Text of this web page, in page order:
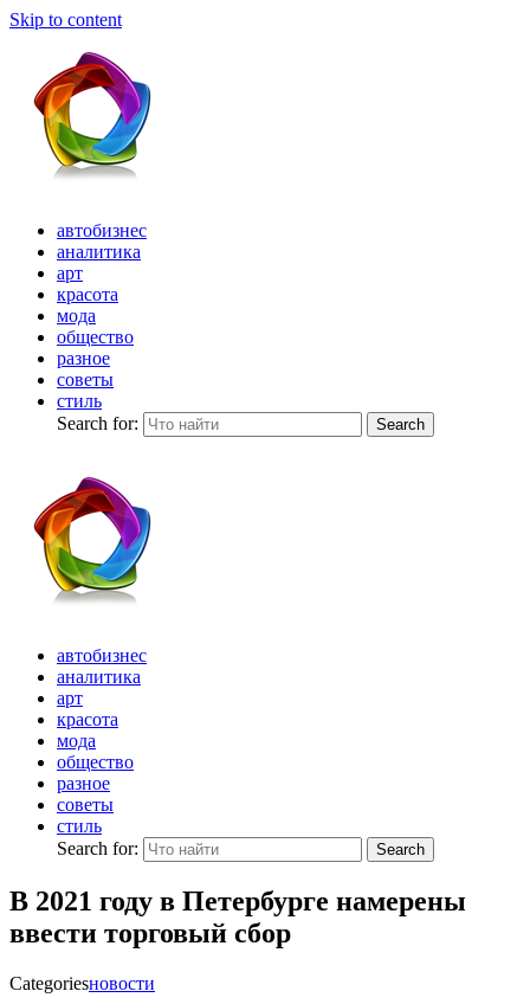
Skip to content
автобизнес
аналитика
арт
красота
мода
общество
разное
советы
стиль
Search for:
Search
автобизнес
аналитика
арт
красота
мода
общество
разное
советы
стиль
Search for:
Search
В 2021 году в Петербурге намерены
ввести торговый сбор
Categoriesновости